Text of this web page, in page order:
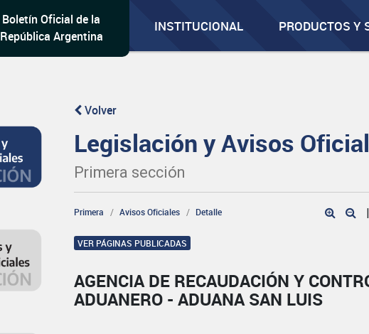
Boletín Oficial de la
República Argentina
INSTITUCIONAL PRODUCTOS Y
Volver
Legislación y Avisos
Primera sección
Primera Avisos Oficiales Detalle |
VER PÁGINAS PUBLICADAS
AGENCIA DE RECAUDACIÓN Y
ADUANERO - ADUANA SAN LUIS